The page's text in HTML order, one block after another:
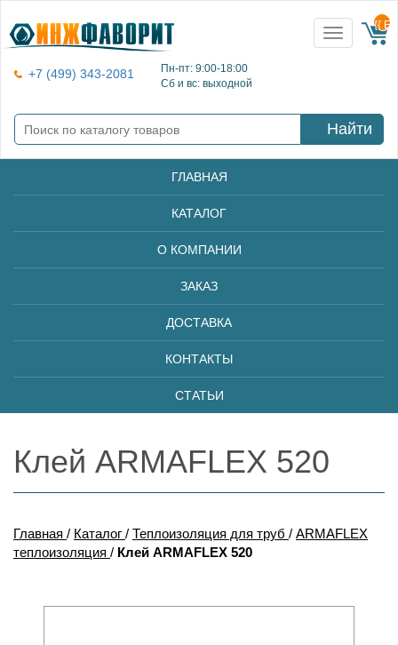
+7 (499) 343-2081
Пн-пт: 9:00-18:00
Сб и вс: выходной
Toggle
navigation
{{
Найти
ГЛАВНАЯ
КАТАЛОГ
О КОМПАНИИ
ЗАКАЗ
ДОСТАВКА
КОНТАКТЫ
СТАТЬИ
Клей ARMAFLEX 520
Главная / Каталог / Теплоизоляция для труб / ARMAFLEX
теплоизоляция / Клей ARMAFLEX 520